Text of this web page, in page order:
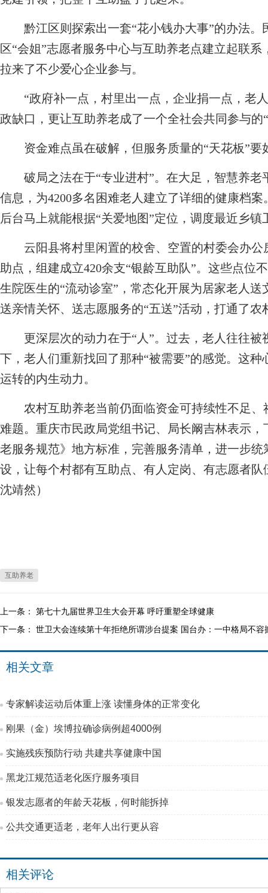
黔江区则探索出一套“花小钱办大事”的办法。
区“会姐”志愿者服务中心与互助养老点建立起联
拉来了不少爱心企业参与。
“政府补一点，村里出一点，企业捐一点，老人
政缺口，更让互助养老成了一个全社会共同参与的
资金难点虽在破解，但服务质量的“天花板”要
破局之法在于“专业进村”。在大足，智慧养老
信息，为4200多名困难老人建立了详细的健康档
后台马上就能根据“关爱地图”定位，调度最近乡
云阳县将村里闲置的校舍、空置的村委会办公
助点，组建成立420余支“银龄互助队”。这些点位
生院医生的“流动诊室”，常态化开展为居家老人
送亲情关怀、送志愿服务的“五送”活动，打通了农
更深层次的动力在于“人”。过去，老人往往被
下，老人们重新找回了那种“被需要”的感觉。这
运转的内生动力。
农村互助养老当前仍面临资金可持续性不足、
难题。重庆市民政局党组书记、局长阚吉林表示
老服务规范》地方标准，完善服务清单，进一步
设，让每个村都有互助点、有人定岗、有志愿者
沈靖然）
互助养老
上一条： 第七十九届世界卫生大会开幕 呼吁重塑全球健康
下一条： 世卫大会连续第十年拒绝所谓涉台提案 国台办：一中格局不容
相关文章
专家解读运动后体重上涨 读懂身体的正常变化
刚果（金）埃博拉确诊病例超4000例
实施残疾预防行动 共建共享健康中国
黑龙江规范适老化医疗服务项目
银发志愿者的年龄天花板，何时能拆掉
公共交通更适老，老年人出行更从容
相关评论